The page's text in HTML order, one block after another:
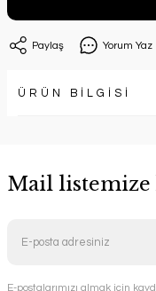
Paylaş Yorum Yaz
ÜRÜN BİLGİSİ
Mail listemize
E-postalarımızı almak için